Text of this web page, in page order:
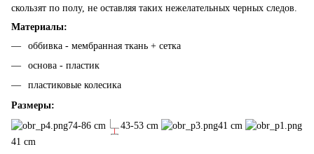
скользят по полу, не оставляя таких нежелательных черных следов.
Материалы:
оббивка - мембранная ткань + сетка
основа - пластик
пластиковые колесика
Размеры:
74-86 cm
43-53 cm
41 cm
41 cm